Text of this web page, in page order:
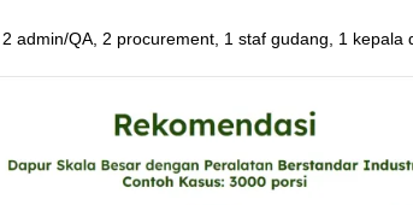
2 admin/QA, 2 procurement, 1 staf gudang, 1 kepala